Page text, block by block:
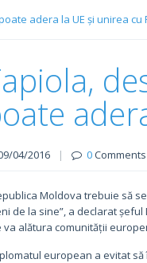
adera la UE și unirea cu
04/2016 | 0Comments
Moldova trebuie să
de la sine”, a declarat
va alătura comunității
european a evitat